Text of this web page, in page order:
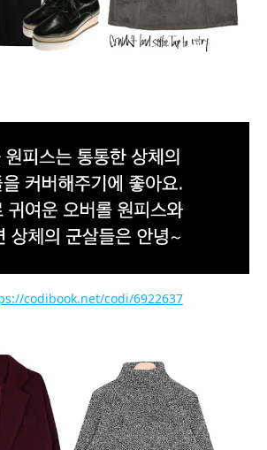
codibook.net/codi/6922637